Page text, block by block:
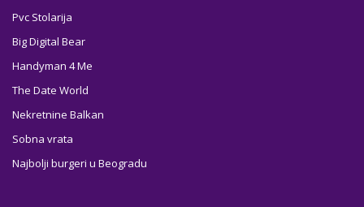
Pvc Stolarija
Big Digital Bear
Handyman 4 Me
The Date World
Nekretnine Balkan
Sobna vrata
Najbolji burgeri u Beogradu